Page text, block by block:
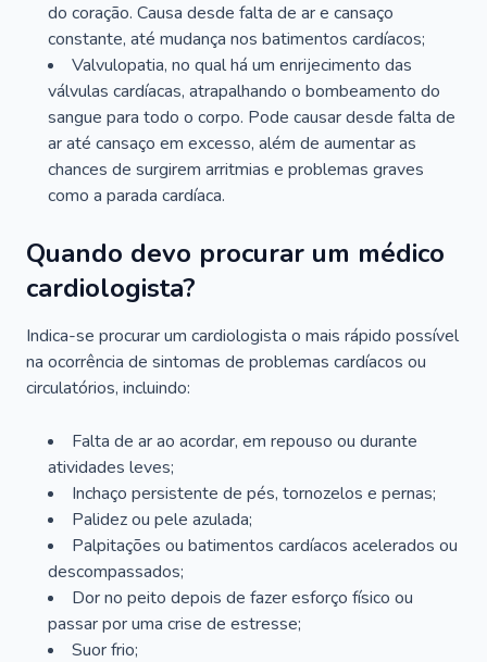
do coração. Causa desde falta de ar e cansaço
constante, até mudança nos batimentos cardíacos;
Valvulopatia, no qual há um enrijecimento das
válvulas cardíacas, atrapalhando o bombeamento do
sangue para todo o corpo. Pode causar desde falta de
ar até cansaço em excesso, além de aumentar as
chances de surgirem arritmias e problemas graves
como a parada cardíaca.
Quando devo procurar um médico
cardiologista?
Indica-se procurar um cardiologista o mais rápido possível
na ocorrência de sintomas de problemas cardíacos ou
circulatórios, incluindo:
Falta de ar ao acordar, em repouso ou durante
atividades leves;
Inchaço persistente de pés, tornozelos e pernas;
Palidez ou pele azulada;
Palpitações ou batimentos cardíacos acelerados ou
descompassados;
Dor no peito depois de fazer esforço físico ou
passar por uma crise de estresse;
Suor frio;